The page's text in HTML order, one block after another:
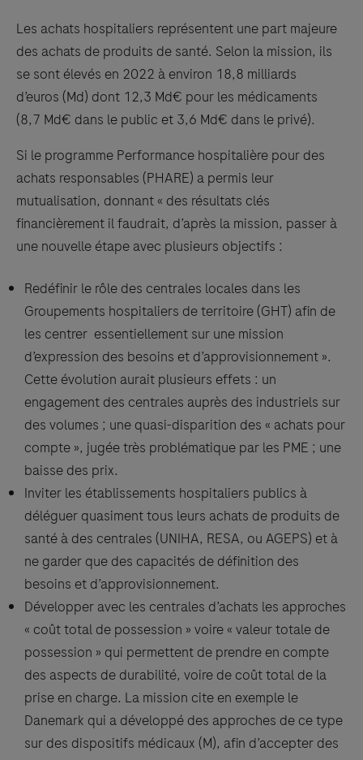
Les achats hospitaliers représentent une part majeure
des achats de produits de santé. Selon la mission, ils
se sont élevés en 2022 à environ 18,8 milliards
d’euros (Md) dont 12,3 Md€ pour les médicaments
(8,7 Md€ dans le public et 3,6 Md€ dans le privé).
Si le programme Performance hospitalière pour des
achats responsables (PHARE) a permis leur
mutualisation, donnant « des résultats clés
financièrement il faudrait, d’après la mission, passer à
une nouvelle étape avec plusieurs objectifs :
Redéfinir le rôle des centrales locales dans les
Groupements hospitaliers de territoire (GHT) afin de
les centrer essentiellement sur une mission
d’expression des besoins et d’approvisionnement ».
Cette évolution aurait plusieurs effets : un
engagement des centrales auprès des industriels sur
des volumes ; une quasi-disparition des « achats pour
compte », jugée très problématique par les PME ; une
baisse des prix.
Inviter les établissements hospitaliers publics à
déléguer quasiment tous leurs achats de produits de
santé à des centrales (UNIHA, RESA, ou AGEPS) et à
ne garder que des capacités de définition des
besoins et d’approvisionnement.
Développer avec les centrales d’achats les approches
« coût total de possession » voire « valeur totale de
possession » qui permettent de prendre en compte
des aspects de durabilité, voire de coût total de la
prise en charge. La mission cite en exemple le
Danemark qui a développé des approches de ce type
sur des dispositifs médicaux (M), afin d’accepter des